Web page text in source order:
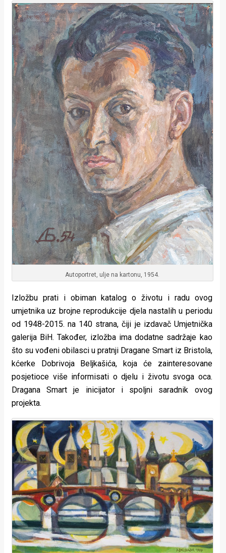
Autoportret, ulje na kartonu, 1954.
Izložbu prati i obiman katalog o životu i radu ovog
umjetnika uz brojne reprodukcije djela nastalih u periodu
od 1948-2015. na 140 strana, čiji je izdavač Umjetnička
galerija BiH. Također, izložba ima dodatne sadržaje kao
što su vođeni obilasci u pratnji Dragane Smart iz Bristola,
kćerke Dobrivoja Beljkašića, koja će zainteresovane
posjetioce više informisati o djelu i životu svoga oca.
Dragana Smart je inicijator i spoljni saradnik ovog
projekta.